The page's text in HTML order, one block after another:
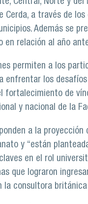
Cerda, a través de
Además se
en relación al año
permiten a los
enfrentar los
fortalecimiento de
y nacional de la
a la
y “están
en el rol
que lograron
consultora británica